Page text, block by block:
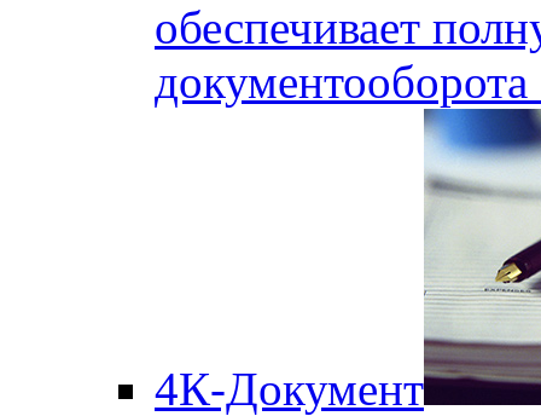
обеспечивает
4К-Документ